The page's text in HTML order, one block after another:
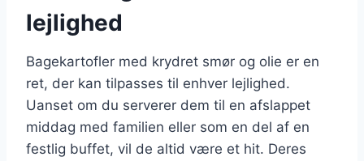
lejlighed
Bagekartofler med krydret smør og olie er en
ret, der kan tilpasses til enhver lejlighed.
Uanset om du serverer dem til en afslappet
middag med familien eller som en del af en
festlig buffet, vil de altid være et hit. Deres